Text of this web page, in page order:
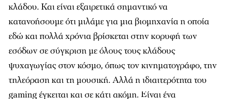
κλάδου. Και είναι εξαιρετικά σημαντικό να
κατανοήσουμε ότι μιλάμε για μια βιομηχανία η οποία
εδώ και πολλά χρόνια βρίσκεται στην κορυφή των
εσόδων σε σύγκριση με όλους τους κλάδους
ψυχαγωγίας στον κόσμο, όπως τον κινηματογράφο, την
τηλεόραση και τη μουσική. Αλλά η ιδιαιτερότητα του
gaming έγκειται και σε κάτι ακόμη. Είναι ένα